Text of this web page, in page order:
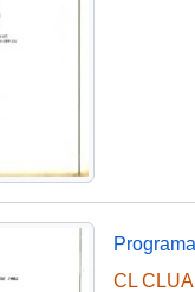
CL